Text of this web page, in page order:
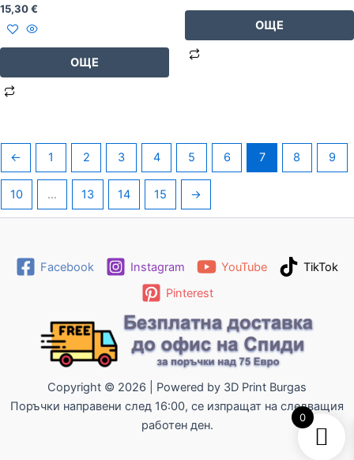
15,30€
ОЩЕ
ОЩЕ
← 1 2 3 4 5 6 7 8 9
10 … 13 14 15 →
Facebook Instagram YouTube
TikTok
Pinterest
Copyright © 2026 | Powered by 3D Print Burgas
Поръчки направени след 16:00, се изпращат на следващия
работен ден.
0